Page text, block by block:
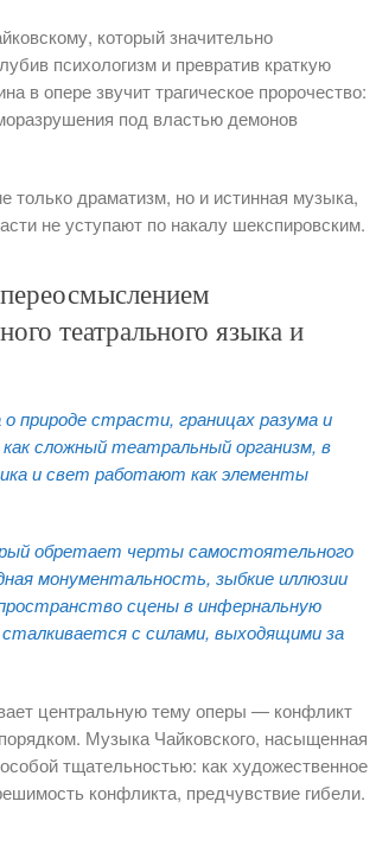
который значительно
психологизм и превратив краткую
в опере звучит трагическое пророчество:
под властью демонов
только драматизм, но и истинная музыка,
не уступают по накалу шекспировским.
театрального языка и
природе страсти, границах разума и
сложный театральный организм, в
и свет работают как элементы
обретает черты самостоятельного
монументальность, зыбкие иллюзии
сцены в инфернальную
с силами, выходящими за
центральную тему оперы — конфликт
Музыка Чайковского, насыщенная
тщательностью: как художественное
конфликта, предчувствие гибели.